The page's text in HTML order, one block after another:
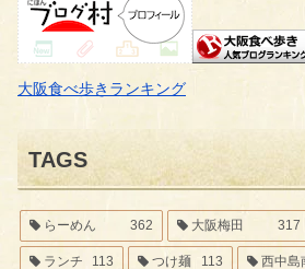
大阪食べ歩きランキング
TAGS
らーめん 362 大阪梅田 317
ランチ 113 つけ麺 113 西中島